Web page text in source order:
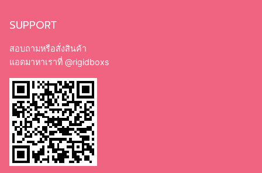
SUPPORT
สอบถามหรือสั่งสินค้า
แอดมาหาเราที่ @rigidboxs